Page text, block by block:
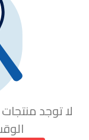
لا توجد